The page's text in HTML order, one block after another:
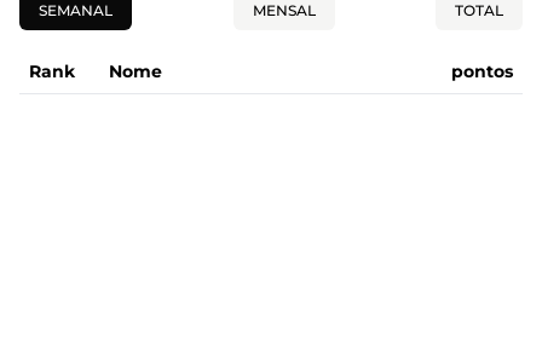
SEMANAL MENSAL TOTAL
Rank Nome pontos